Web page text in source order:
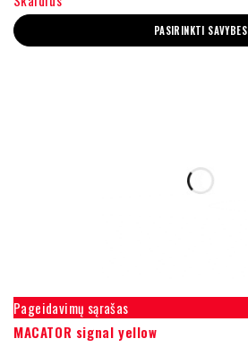
PASIRINKTI SAVYBES
Pageidavimų sąrašas
MACATOR signal yellow